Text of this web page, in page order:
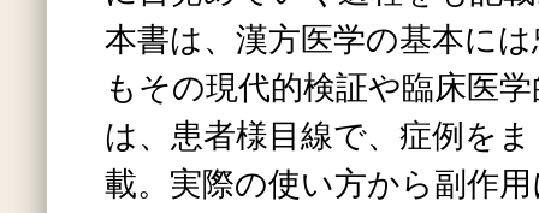
本書は、漢方医学の基本に
もその現代的検証や臨床医
は、患者様目線で、症例を
載。実際の使い方から副作